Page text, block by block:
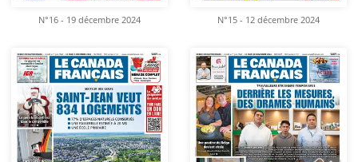
N°16 - 19 décembre 2024 N°15 - 12 décembre 2024